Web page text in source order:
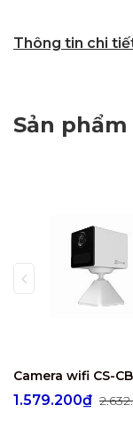
Thông tin chi
Sản
1.579.200₫